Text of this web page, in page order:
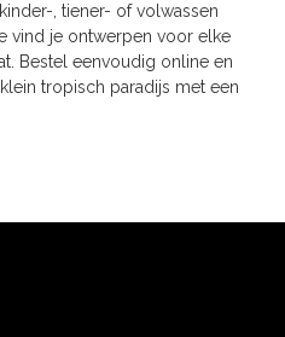
, tiener- of volwassen
vind je ontwerpen voor elke
Bestel eenvoudig online en
tropisch paradijs met een